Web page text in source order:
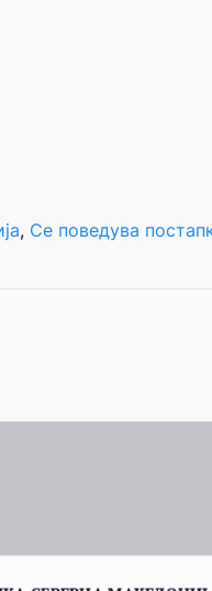
, Се поведува